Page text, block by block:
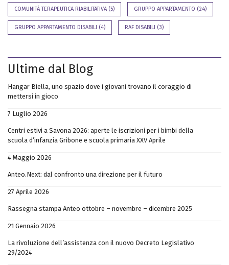
COMUNITÀ TERAPEUTICA RIABILITATIVA (5) GRUPPO APPARTAMENTO (24)
GRUPPO APPARTAMENTO DISABILI (4) RAF DISABILI (3)
Ultime dal Blog
Hangar Biella, uno spazio dove i giovani trovano il coraggio di
mettersi in gioco
7 Luglio 2026
Centri estivi a Savona 2026: aperte le iscrizioni per i bimbi della
scuola d’infanzia Gribone e scuola primaria XXV Aprile
4 Maggio 2026
Anteo.Next: dal confronto una direzione per il futuro
27 Aprile 2026
Rassegna stampa Anteo ottobre – novembre – dicembre 2025
21 Gennaio 2026
La rivoluzione dell’assistenza con il nuovo Decreto Legislativo
29/2024